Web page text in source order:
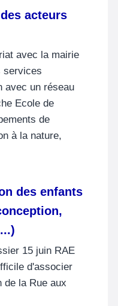
acteurs
avec la mairie
services
avec un réseau
Ecole de
de
à la nature,
des enfants
15 juin RAE
d'associer
de la Rue aux